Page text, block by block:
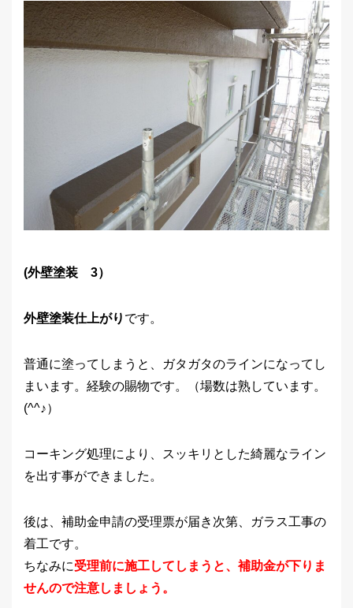
(外壁塗装 3）
外壁塗装仕上がり です。
普通に塗ってしまうと、ガタガタのラインになってし
まいます。経験の賜物です。（場数は熟しています。
(^^♪）
コーキング処理により、スッキリとした綺麗なライン
を出す事ができました。
後は、補助金申請の受理票が届き次第、ガラス工事の
着工です。
ちなみに受理前に施工してしまうと、補助金が下りま
せんので注意しましょう。